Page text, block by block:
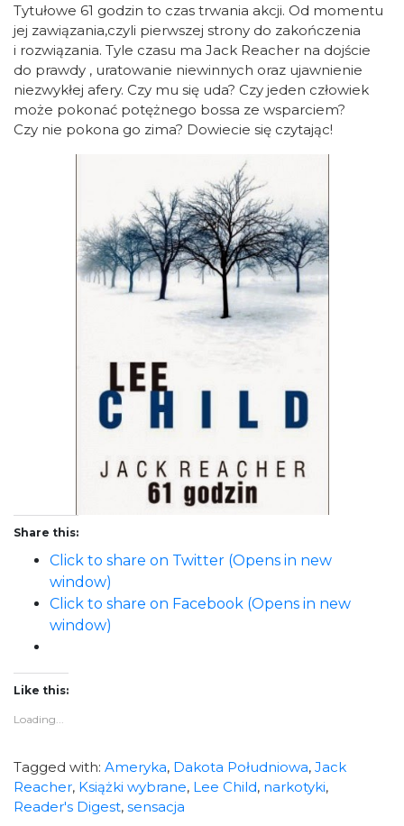
Tytułowe 61 godzin to czas trwania akcji. Od momentu
jej zawiązania,czyli pierwszej strony do zakończenia
i rozwiązania. Tyle czasu ma Jack Reacher na dojście
do prawdy , uratowanie niewinnych oraz ujawnienie
niezwykłej afery. Czy mu się uda? Czy jeden człowiek
może pokonać potężnego bossa ze wsparciem?
Czy nie pokona go zima? Dowiecie się czytając!
Share this:
Click to share on Twitter (Opens in new
window)
Click to share on Facebook (Opens in new
window)
Like this:
Loading...
Tagged with: Ameryka, Dakota Południowa, Jack
Reacher, Książki wybrane, Lee Child, narkotyki,
Reader's Digest, sensacja